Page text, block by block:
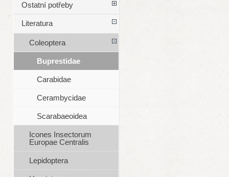
Ostatní potřeby
Literatura
Coleoptera
Buprestidae
Carabidae
Cerambycidae
Scarabaeoidea
Icones Insectorum
Europae Centralis
Lepidoptera